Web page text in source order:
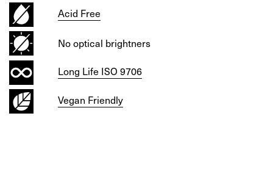
Acid Free
No optical brightners
Long Life ISO 9706
Vegan Friendly